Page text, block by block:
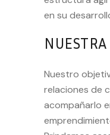
en su
Nuestro
relaciones de
acompañarlo